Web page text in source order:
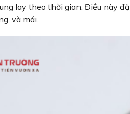
lay theo thời gian. Điều này
và mái.